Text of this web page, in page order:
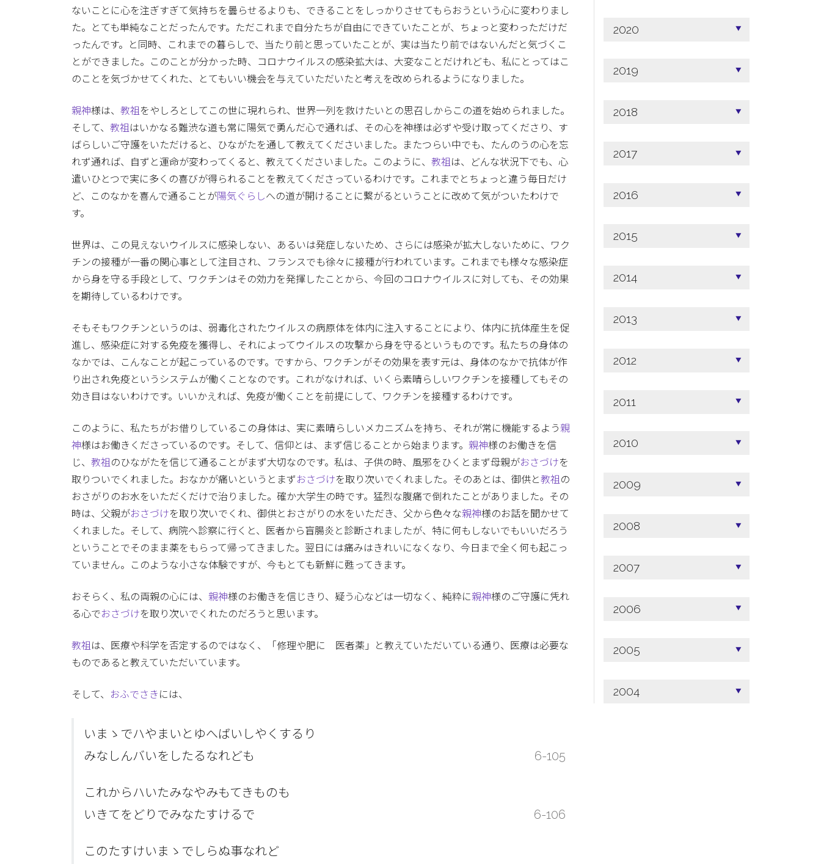
ないことに心を注ぎすぎて気持ちを曇らせるよりも、できることをしっかりさせてもらおうという心に変わりまし
た。とても単純なことだったんです。ただこれまで自分たちが自由にできていたことが、ちょっと変わっただけだ
ったんです。と同時、これまでの暮らしで、当たり前と思っていたことが、実は当たり前ではないんだと気づくこ
とができました。このことが分かった時、コロナウイルスの感染拡大は、大変なことだけれども、私にとってはこ
のことを気づかせてくれた、とてもいい機会を与えていただいたと考えを改められるようになりました。
親神様は、 教祖 をやしろとしてこの世に現れられ、世界一列を救けたいとの思召しからこの道を始められました。
そして、 教祖 はいかなる難渋な道も常に陽気で勇んだ心で通れば、その心を神様は必ずや受け取ってくださり、す
ばらしいご守護をいただけると、ひながたを通して教えてくださいました。またつらい中でも、たんのうの心を忘
れず通れば、自ずと運命が変わってくると、教えてくださいました。このように、 教祖 は、どんな状況下でも、心
遣いひとつで実に多くの喜びが得られることを教えてくださっているわけです。これまでとちょっと違う毎日だけ
ど、このなかを喜んで通ることが陽気ぐらしへの道が開けることに繋がるということに改めて気がついたわけで
す。
世界は、この見えないウイルスに感染しない、あるいは発症しないため、さらには感染が拡大しないために、ワク
チンの接種が一番の関心事として注目され、フランスでも徐々に接種が行われています。これまでも様々な感染症
から身を守る手段として、ワクチンはその効力を発揮したことから、今回のコロナウイルスに対しても、その効果
を期待しているわけです。
そもそもワクチンというのは、弱毒化されたウイルスの病原体を体内に注入することにより、体内に抗体産生を促
進し、感染症に対する免疫を獲得し、それによってウイルスの攻撃から身を守るというものです。私たちの身体の
なかでは、こんなことが起こっているのです。ですから、ワクチンがその効果を表す元は、身体のなかで抗体が作
り出され免疫というシステムが働くことなのです。これがなければ、いくら素晴らしいワクチンを接種してもその
効き目はないわけです。いいかえれば、免疫が働くことを前提にして、ワクチンを接種するわけです。
このように、私たちがお借りしているこの身体は、実に素晴らしいメカニズムを持ち、それが常に機能するよう親
神様はお働きくださっているのです。そして、信仰とは、まず信じることから始まります。 親神様のお働きを信
じ、 教祖 のひながたを信じて通ることがまず大切なのです。私は、子供の時、風邪をひくとまず母親がおさづけを
取りついでくれました。おなかが痛いというとまず おさづけを取り次いでくれました。そのあとは、御供と教祖 の
おさがりのお水をいただくだけで治りました。確か大学生の時です。猛烈な腹痛で倒れたことがありました。その
時は、父親がおさづけを取り次いでくれ、御供とおさがりの水をいただき、父から色々な親神様のお話を聞かせて
くれました。そして、病院へ診察に行くと、医者から盲腸炎と診断されましたが、特に何もしないでもいいだろう
ということでそのまま薬をもらって帰ってきました。翌日には痛みはきれいになくなり、今日まで全く何も起こっ
ていません。このような小さな体験ですが、今もとても新鮮に甦ってきます。
おそらく、私の両親の心には、 親神様のお働きを信じきり、疑う心などは一切なく、純粋に親神様のご守護に凭れ
る心でおさづけを取り次いでくれたのだろうと思います。
教祖 は、医療や科学を否定するのではなく、「修理や肥に 医者薬」と教えていただいている通り、医療は必要な
ものであると教えていただいています。
そして、 おふでさき には、
いまゝでハやまいとゆへばいしやくするり
みなしんバいをしたるなれども
6-105
これからハいたみなやみもてきものも
いきてをどりでみなたすけるで
6-106
このたすけいまゝでしらぬ事なれど
2020
2019
2018
2017
2016
2015
2014
2013
2012
2011
2010
2009
2008
2007
2006
2005
2004